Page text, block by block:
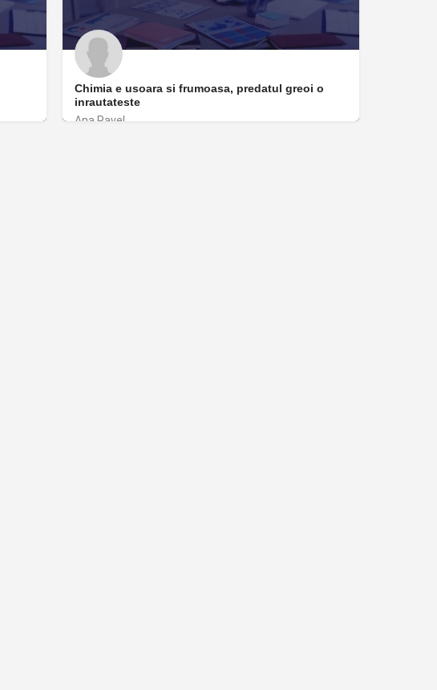
Chimia e usoara si frumoasa, predatul greoi o
inrautateste
Ana Pavel